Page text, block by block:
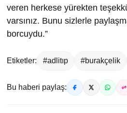
veren herkese yürekten
varsınız. Bunu sizlerle
borcuydu.”
Etiketler: #adlitıp #burakçelik
Bu haberi paylaş: